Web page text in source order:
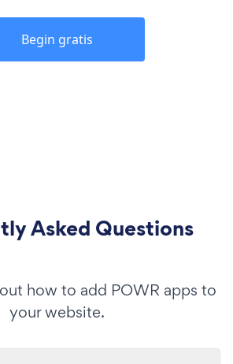
Begin gratis
Asked Questions
how to add POWR apps to
your website.